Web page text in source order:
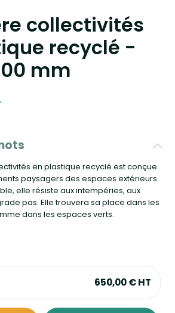
collectivités
recyclé -
mm
en plastique recyclé est conçue
paysagers des espaces extérieurs.
elle résiste aux intempéries, aux
pas. Elle trouvera sa place dans les
dans les espaces verts.
650,00 €HT